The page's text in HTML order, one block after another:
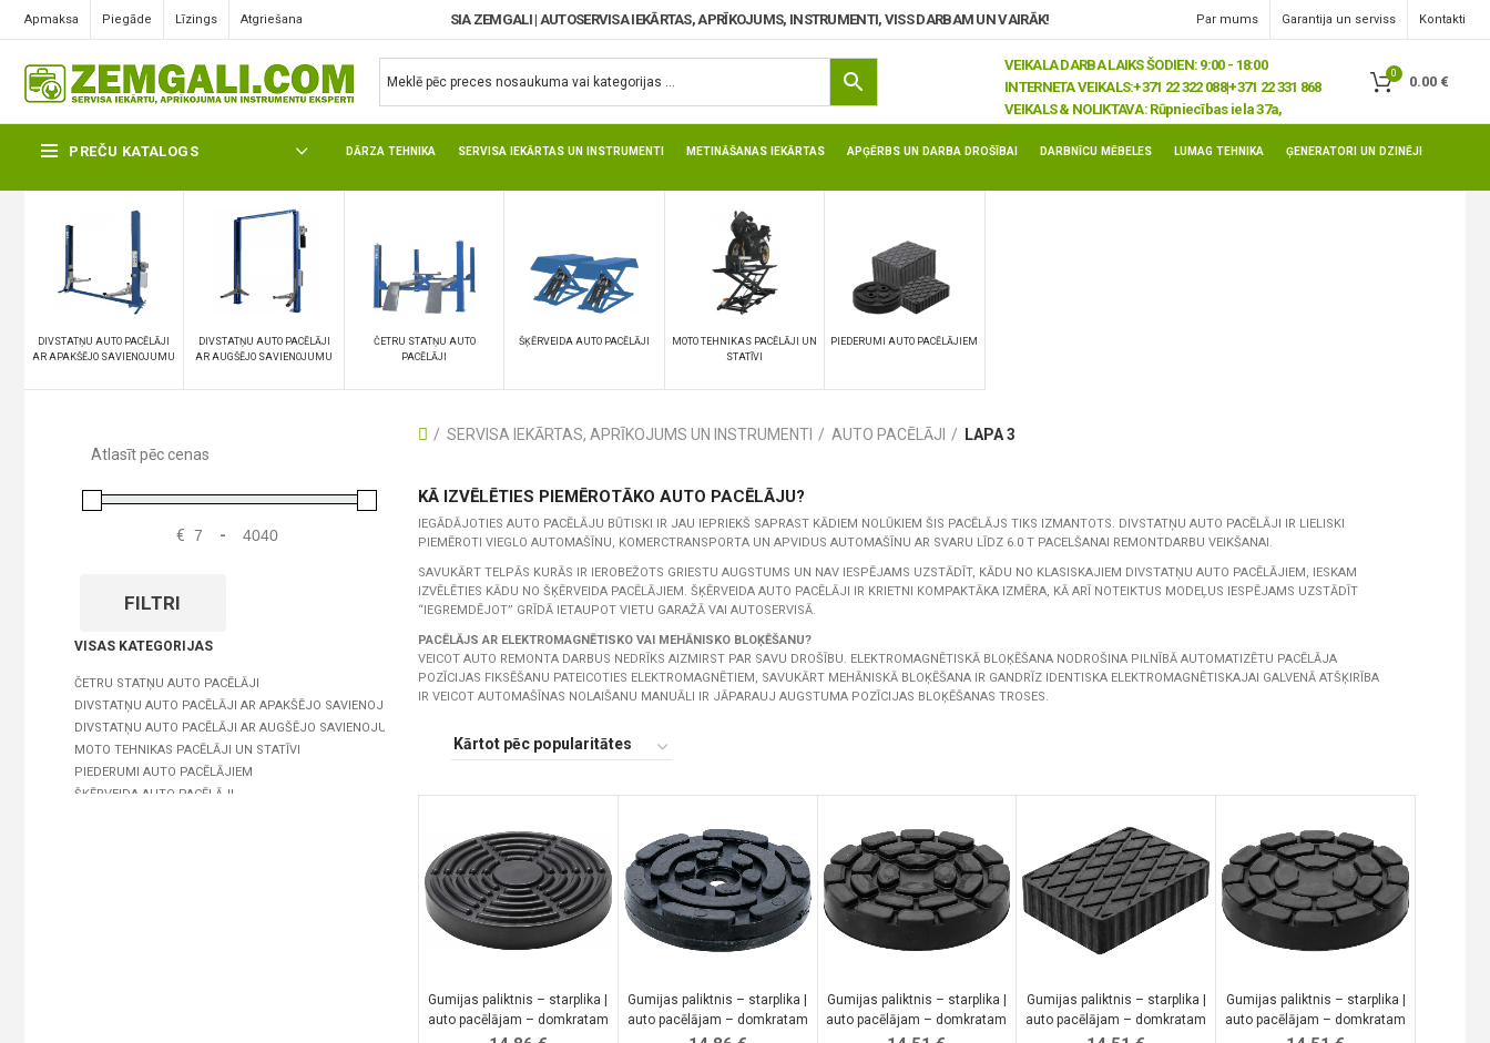
Apmaksa Piegāde Līzings Atgriešana SIA ZEMGALI | AUTOSERVISA IEKĀRTAS, APRĪKOJUMS, INSTRUMENTI, VISS DARBAM UN VAIRĀK! Par mums Garantija un serviss Kontakti
VEIKALA DARBA LAIKS ŠODIEN: 9:00 - 18:00
INTERNETA VEIKALS:+371 22 322 088|+371 22 331 868
VEIKALS & NOLIKTAVA: Rūpniecības iela 37a,
0
0.00 €
PREČU KATALOGS DĀRZA TEHNIKA SERVISA IEKĀRTAS UN INSTRUMENTI METINĀŠANAS IEKĀRTAS APĢĒRBS UN DARBA DROŠĪBAI DARBNĪCU MĒBELES LUMAG TEHNIKA ĢENERATORI UN DZINĒJI
AUTO PACĒLĀJI
AUTOSERVISA DARBĪBA NAV IEDOMĀJAMA BEZ PIENĀCĪGA AUTO
DIVSTATŅU AUTO PACĒLĀJI
AR APAKŠĒJO SAVIENOJUMU
DIVSTATŅU AUTO PACĒLĀJI
AR AUGŠĒJO SAVIENOJUMU
ČETRU STATŅU AUTO
PACĒLĀJI
ŠĶĒRVEIDA AUTO PACĒLĀJI
MOTO TEHNIKAS PACĒLĀJI UN
STATĪVI
PIEDERUMI AUTO PACĒLĀJIEM
Atlasīt pēc cenas
€ -
FILTRI
VISAS KATEGORIJAS
ČETRU STATŅU AUTO PACĒLĀJI
DIVSTATŅU AUTO PACĒLĀJI AR APAKŠĒJO SAVIENOJUMU
DIVSTATŅU AUTO PACĒLĀJI AR AUGŠĒJO SAVIENOJUMU
MOTO TEHNIKAS PACĒLĀJI UN STATĪVI
PIEDERUMI AUTO PACĒLĀJIEM
ŠĶĒRVEIDA AUTO PACĒLĀJI
SERVISA IEKĀRTAS, APRĪKOJUMS UN INSTRUMENTI AUTO PACĒLĀJI LAPA 3
KĀ IZVĒLĒTIES PIEMĒROTĀKO AUTO PACĒLĀJU?
IEGĀDĀJOTIES AUTO PACĒLĀJU BŪTISKI IR JAU IEPRIEKŠ SAPRAST KĀDIEM NOLŪKIEM ŠIS PACĒLĀJS TIKS IZMANTOTS. DIVSTATŅU AUTO PACĒLĀJI IR LIELISKI
PIEMĒROTI VIEGLO AUTOMAŠĪNU, KOMERCTRANSPORTA UN APVIDUS AUTOMAŠĪNU AR SVARU LĪDZ 6.0 T PACELŠANAI REMONTDARBU VEIKŠANAI.
SAVUKĀRT TELPĀS KURĀS IR IEROBEŽOTS GRIESTU AUGSTUMS UN NAV IESPĒJAMS UZSTĀDĪT, KĀDU NO KLASISKAJIEM DIVSTATŅU AUTO PACĒLĀJIEM, IESKAM
IZVĒLĒTIES KĀDU NO ŠĶĒRVEIDA PACĒLĀJIEM. ŠĶĒRVEIDA AUTO PACĒLĀJI IR KRIETNI KOMPAKTĀKA IZMĒRA, KĀ ARĪ NOTEIKTUS MODEĻUS IESPĒJAMS UZSTĀDĪT
“IEGREMDĒJOT” GRĪDĀ IETAUPOT VIETU GARAŽĀ VAI AUTOSERVISĀ.
PACĒLĀJS AR ELEKTROMAGNĒTISKO VAI MEHĀNISKO BLOĶĒŠANU?
VEICOT AUTO REMONTA DARBUS NEDRĪKS AIZMIRST PAR SAVU DROŠĪBU. ELEKTROMAGNĒTISKĀ BLOĶĒŠANA NODROŠINA PILNĪBĀ AUTOMATIZĒTU PACĒLĀJA
POZĪCIJAS FIKSĒŠANU PATEICOTIES ELEKTROMAGNĒTIEM, SAVUKĀRT MEHĀNISKĀ BLOĶĒŠANA IR GANDRĪZ IDENTISKA ELEKTROMAGNĒTISKAJAI GALVENĀ ATŠĶIRĪBA
IR VEICOT AUTOMAŠĪNAS NOLAIŠANU MANUĀLI IR JĀPARAUJ AUGSTUMA POZĪCIJAS BLOĶĒŠANAS TROSES.
Gumijas paliktnis – starplika |
auto pacēlājam – domkratam
Gumijas paliktnis – starplika |
auto pacēlājam – domkratam
Gumijas paliktnis – starplika |
auto pacēlājam – domkratam
Gumijas paliktnis – starplika |
auto pacēlājam – domkratam
Gumijas paliktnis – starplika |
auto pacēlājam – domkratam